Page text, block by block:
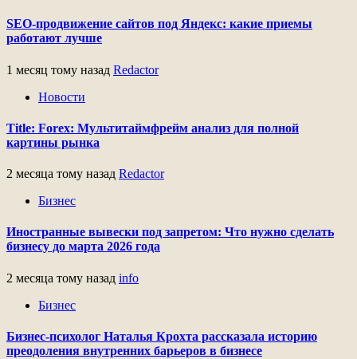
SEO-продвижение сайтов под Яндекс: какие приемы
работают лучше
1 месяц тому назад Redactor
Новости
Title: Forex: Мультитаймфрейм анализ для полной
картины рынка
2 месяца тому назад Redactor
Бизнес
Иностранные вывески под запретом: Что нужно сделать
бизнесу до марта 2026 года
2 месяца тому назад info
Бизнес
Бизнес-психолог Наталья Крохта рассказала историю
преодоления внутренних барьеров в бизнесе